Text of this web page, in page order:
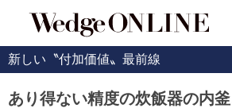
新しい〝付加価値〟最前線
あり得ない精度の炊飯器の内